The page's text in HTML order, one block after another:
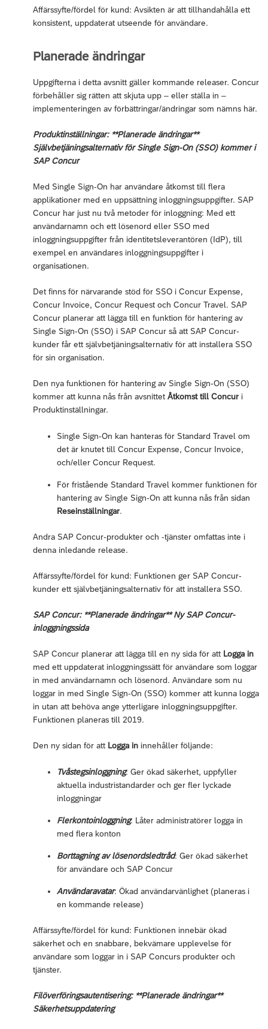
Affärssyfte/fördel för kund: Avsikten är att tillhandahålla ett
konsistent, uppdaterat utseende för användare.
Planerade ändringar
Uppgifterna i detta avsnitt gäller kommande releaser. Concur
förbehåller sig rätten att skjuta upp – eller ställa in –
implementeringen av förbättringar/ändringar som nämns här.
Produktinställningar: **Planerade ändringar**
Självbetjäningsalternativ för Single Sign-On (SSO) kommer i
SAP Concur
Med Single Sign-On har användare åtkomst till flera
applikationer med en uppsättning inloggningsuppgifter. SAP
Concur har just nu två metoder för inloggning: Med ett
användarnamn och ett lösenord eller SSO med
inloggningsuppgifter från identitetsleverantören (IdP), till
exempel en användares inloggningsuppgifter i
organisationen.
Det finns för närvarande stöd för SSO i Concur Expense,
Concur Invoice, Concur Request och Concur Travel. SAP
Concur planerar att lägga till en funktion för hantering av
Single Sign-On (SSO) i SAP Concur så att SAP Concur-
kunder får ett självbetjäningsalternativ för att installera SSO
för sin organisation.
Den nya funktionen för hantering av Single Sign-On (SSO)
kommer att kunna nås från avsnittet Åtkomst till Concur i
Produktinställningar.
Single Sign-On kan hanteras för Standard Travel om
det är knutet till Concur Expense, Concur Invoice,
och/eller Concur Request.
För fristående Standard Travel kommer funktionen för
hantering av Single Sign-On att kunna nås från sidan
Reseinställningar.
Andra SAP Concur-produkter och -tjänster omfattas inte i
denna inledande release.
Affärssyfte/fördel för kund: Funktionen ger SAP Concur-
kunder ett självbetjäningsalternativ för att installera SSO.
SAP Concur: **Planerade ändringar** Ny SAP Concur-
inloggningssida
SAP Concur planerar att lägga till en ny sida för att Logga in
med ett uppdaterat inloggningssätt för användare som loggar
in med användarnamn och lösenord. Användare som nu
loggar in med Single Sign-On (SSO) kommer att kunna logga
in utan att behöva ange ytterligare inloggningsuppgifter.
Funktionen planeras till 2019.
Den ny sidan för att Logga in innehåller följande:
Tvåstegsinloggning: Ger ökad säkerhet, uppfyller
aktuella industristandarder och ger fler lyckade
inloggningar
Flerkontoinloggning: Låter administratörer logga in
med flera konton
Borttagning av lösenordsledtråd: Ger ökad säkerhet
för användare och SAP Concur
Användaravatar: Ökad användarvänlighet (planeras i
en kommande release)
Affärssyfte/fördel för kund: Funktionen innebär ökad
säkerhet och en snabbare, bekvämare upplevelse för
användare som loggar in i SAP Concurs produkter och
tjänster.
Filöverföringsautentisering: **Planerade ändringar**
Säkerhetsuppdatering